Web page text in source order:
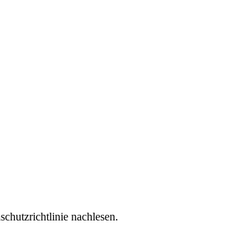
nachlesen.